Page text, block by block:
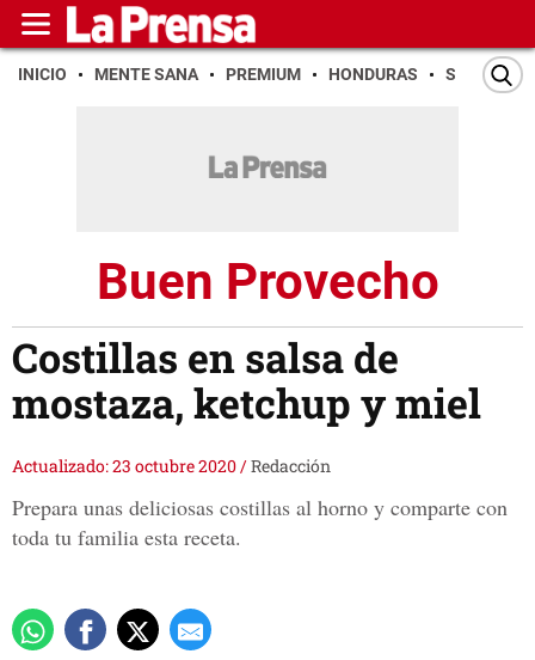
INICIO MENTE SANA PREMIUM HONDURAS SAN PEDRO
Buen Provecho
Costillas en salsa de
mostaza, ketchup y miel
Actualizado: 23 octubre 2020/Redacción
Prepara unas deliciosas costillas al horno y comparte con
toda tu familia esta receta.